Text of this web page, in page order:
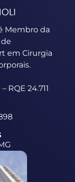
Membro da
em Cirurgia
RQE 24.711